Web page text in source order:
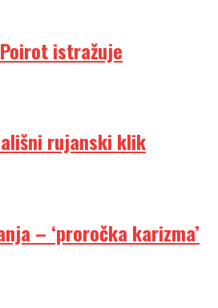
istražuje
rujanski klik
– ‘proročka karizma’